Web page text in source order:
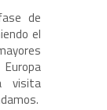
de
el
visita